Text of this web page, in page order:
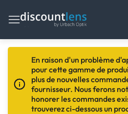
En raison d'un problème
pour cette gamme de
plus de nouvelles
fournisseur. Nous ferons
honorer les commandes
trouverez ci-dessous un